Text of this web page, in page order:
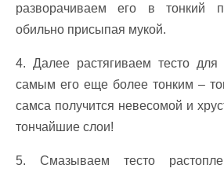
разворачиваем его в тонкий
обильно присыпая мукой.
4. Далее растягиваем тесто
самым его еще более тонким –
самса получится невесомой и
тончайшие слои!
5. Смазываем тесто